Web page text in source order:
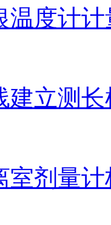
温度计
建立测
室剂量